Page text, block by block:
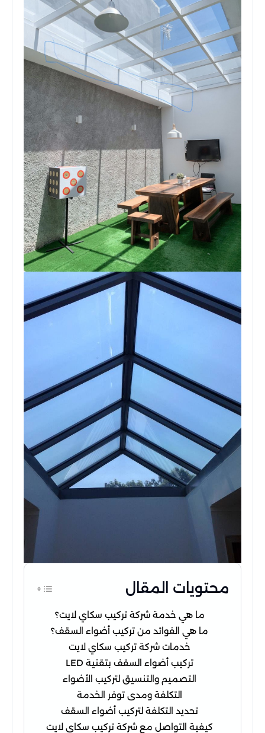
محتويات المقال
ما هي خدمة شركة تركيب سكاي لايت؟
ما هي الفوائد من تركيب أضواء السقف؟
خدمات شركة تركيب سكاي لايت
تركيب أضواء السقف بتقنية LED
التصميم والتنسيق لتركيب الأضواء
التكلفة ومدى توفر الخدمة
تحديد التكلفة لتركيب أضواء السقف
كيفية التواصل مع شركة تركيب سكاي لايت